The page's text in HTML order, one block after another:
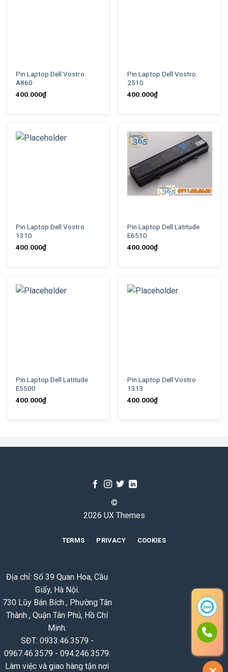
Pin Laptop Dell Vostro
A860
400.000₫
Pin Laptop Dell Vostro
2510
400.000₫
Pin Laptop Dell Vostro
1310
400.000₫
Pin Laptop Dell Latitude
E6510
400.000₫
Pin Laptop Dell Latitude
E5500
400.000₫
Pin Laptop Dell Vostro
1313
400.000₫
©
2026 UX Themes
TERMS PRIVACY COOKIES
Địa chỉ: Số 39 Quan Hoa, Cầu
Giấy, Hà Nội.
730 Lũy Bán Bích , Phường Tân
Thành , Quận Tân Phú, Hồ Chí
Minh.
SĐT: 0933.46.3579 -
0967.46.3579 - 094.246.3579.
Làm việc và giao hàng tận nơi